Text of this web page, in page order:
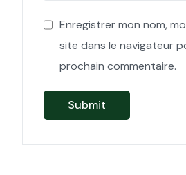
Enregistrer mon nom,
site dans le navigateur
prochain commentaire.